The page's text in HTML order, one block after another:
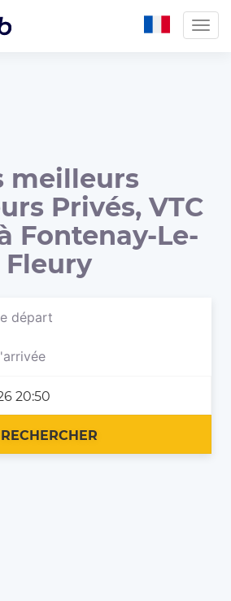
meilleurs
Privés, VTC
Fontenay-Le-
Fleury
RECHERCHER